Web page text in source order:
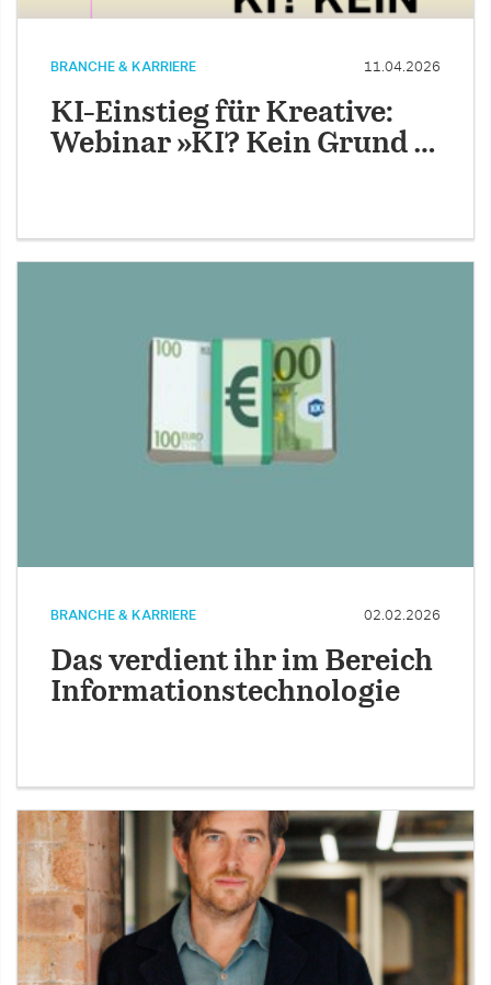
BRANCHE & KARRIERE 11.04.2026
KI-Einstieg für Kreative:
Webinar »KI? Kein Grund …
BRANCHE & KARRIERE 02.02.2026
Das verdient ihr im Bereich
Informationstechnologie